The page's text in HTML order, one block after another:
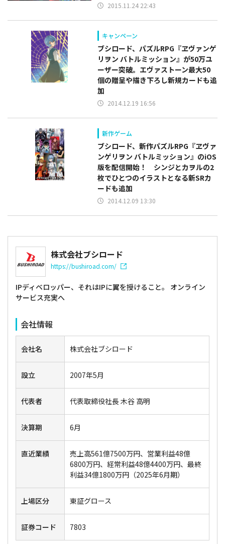
2015.11.24 22:43
キャンペーン
ブシロード、パズルRPG『ヱヴァンゲ
リヲン バトルミッション』が50万ユ
ーザー突破。エヴァストーン最大50
個の贈呈や描き下ろし新規カードも追
加
2014.12.19 16:56
新作ゲーム
ブシロード、新作パズルRPG『ヱヴァ
ンゲリヲン バトルミッション』のiOS
版を配信開始！ シンジとカヲルの2
枚でひとつのイラストとなる新SRカ
ードも追加
2014.12.09 13:30
株式会社ブシロード
https://bushiroad.com/
IPディベロッパー、それはIPに翼を授けること。 オンライン
サービス充実へ
会社情報
会社名 株式会社ブシロード
設立 2007年5月
代表者 代表取締役社長 木谷 高明
決算期 6月
直近業績
売上高561億7500万円、営業利益48億
6800万円、経常利益48億4400万円、最終
利益34億1800万円（2025年6月期）
上場区分 東証グロース
証券コード 7803